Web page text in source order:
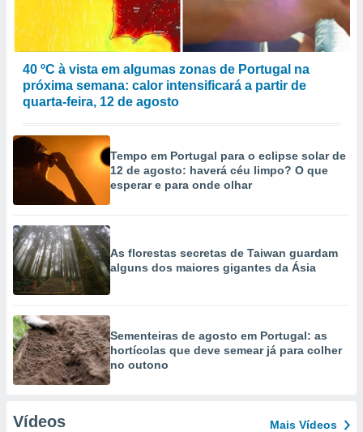
40 ºC à vista em algumas zonas de Portugal na
próxima semana: calor intensificará a partir de
quarta-feira, 12 de agosto
Tempo em Portugal para o eclipse solar de
12 de agosto: haverá céu limpo? O que
esperar e para onde olhar
As florestas secretas de Taiwan guardam
alguns dos maiores gigantes da Ásia
Sementeiras de agosto em Portugal: as
hortícolas que deve semear já para colher
no outono
Vídeos Mais Vídeos